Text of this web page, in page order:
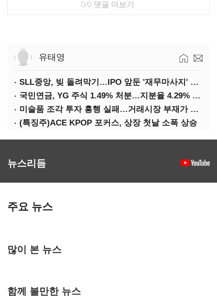
0/0 댓글 더보기
유태영
SLL중앙, 빚 돌려막기…IPO 앞둔 '재무마사지' 시작
국민연금, YG 주식 1.49% 처분…지분율 4.29% 감소
미술품 조각 투자 흥행 실패…거래시장 부재가 원인
(특징주)ACE KPOP 포커스, 상장 첫날 소폭 상승
뉴스리듬
주요 뉴스
많이 본 뉴스
함께 볼만한 뉴스